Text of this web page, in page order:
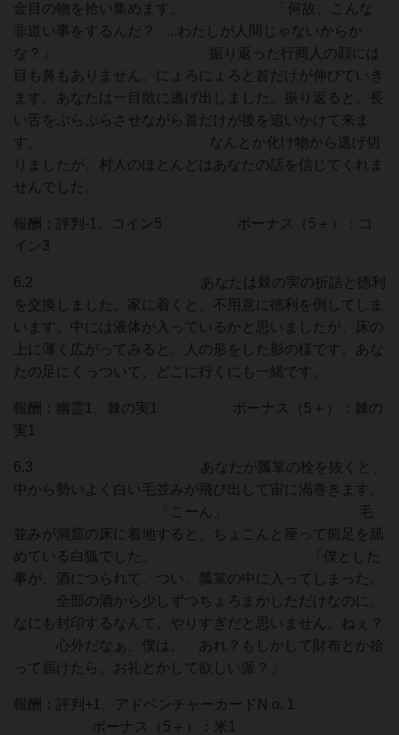
金目の物を拾い集めます。 「何故、こんな
非道い事をするんだ？ ...わたしが人間じゃないからか
な？」 振り返った行商人の顔には
目も鼻もありません。にょろにょろと首だけが伸びていき
ます。あなたは一目散に逃げ出しました。振り返ると、長
い舌をぶらぶらさせながら首だけが後を追いかけて来ま
す。 なんとか化け物から逃げ切
りましたが、村人のほとんどはあなたの話を信じてくれま
せんでした。
報酬：評判-1、コイン5 ボーナス（5＋）：コ
イン3
6.2 あなたは棘の実の折詰と徳利
を交換しました。家に着くと、不用意に徳利を倒してしま
います。中には液体が入っているかと思いましたが、床の
上に薄く広がってみると、人の形をした影の様です。あな
たの足にくっついて、どこに行くにも一緒です。
報酬：幽霊1、棘の実1 ボーナス（5＋）：棘の
実1
6.3 あなたが瓢箪の栓を抜くと、
中から勢いよく白い毛並みが飛び出して宙に渦巻きます。
「こーん」 毛
並みが洞窟の床に着地すると、ちょこんと座って前足を舐
めている白狐でした。 「僕とした
事が、酒につられて、つい、瓢箪の中に入ってしまった。
全部の酒から少しずつちょろまかしただけなのに、
なにも封印するなんて、やりすぎだと思いません。ねぇ？
心外だなぁ、僕は。 あれ？もしかして財布とか拾
って届けたら、お礼とかして欲しい派？」
報酬：評判+1、アドベンチャーカードN o. 1
ボーナス（5＋）：米1